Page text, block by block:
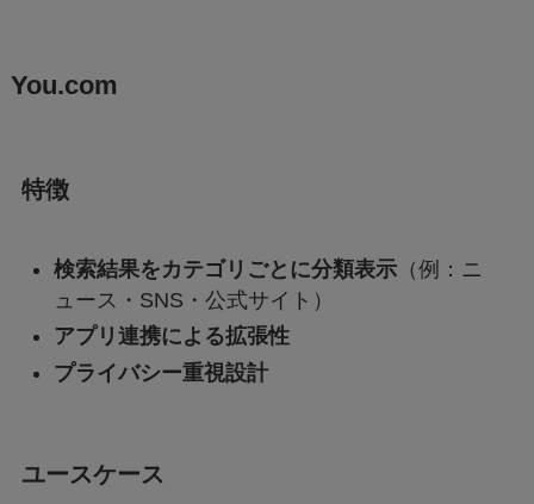
You.com
特徴
検索結果をカテゴリごとに分類表示（例：ニ
ュース・SNS・公式サイト）
アプリ連携による拡張性
プライバシー重視設計
ユースケース